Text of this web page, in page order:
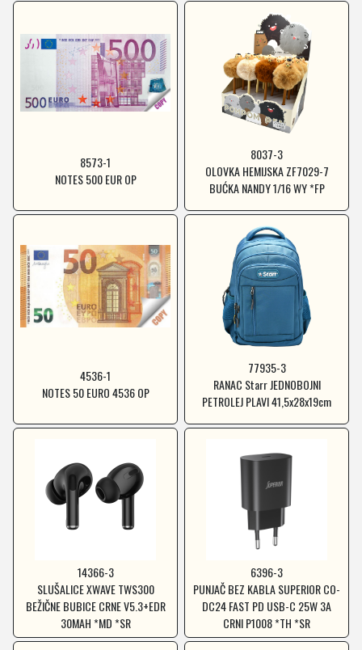
8573-1
NOTES 500 EUR OP
8037-3
OLOVKA HEMIJSKA ZF7029-7
BUĆKA NANDY 1/16 WY *FP
4536-1
NOTES 50 EURO 4536 OP
77935-3
RANAC Starr JEDNOBOJNI
PETROLEJ PLAVI 41,5x28x19cm
14366-3
SLUŠALICE XWAVE TWS300
BEŽIČNE BUBICE CRNE V5.3+EDR
30MAH *MD *SR
6396-3
PUNJAČ BEZ KABLA SUPERIOR CO-
DC24 FAST PD USB-C 25W 3A
CRNI P1008 *TH *SR